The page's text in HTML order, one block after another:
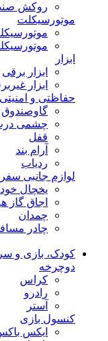
روکش
موتورسیکلت
ابزار
ابزار برقی
ابزار
حفاظتی و امنیتی
گاوصندوق
چشمی
قفل
آرام بند
ردیاب
لوازم جانبی سفر
یخچال
اجاق گاز
چمدان
چادر
کودک، بازی و
دوچرخه
کراس
رادرو
آستر
کنسول بازی
ایکس